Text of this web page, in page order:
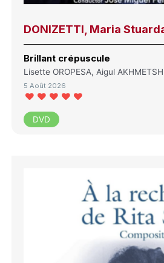
DONIZETTI, Maria
Brillant crépuscule
Lisette OROPESA, Aigul
5 Août 2026
DVD